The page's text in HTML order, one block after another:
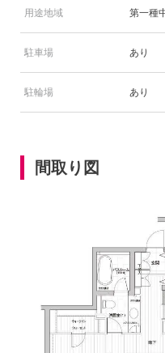
用途地域 第一種
駐車場 あり
駐輪場 あり
間取り図